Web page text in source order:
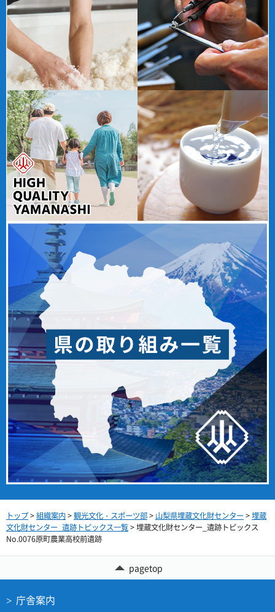
トップ>組織案内>観光文化・スポーツ部> 山梨県埋蔵文化財センター>埋蔵
文化財センター_遺跡トピックス一覧> 埋蔵文化財センター_遺跡トピックス
No.0076原町農業高校前遺跡
pagetop
庁舎案内